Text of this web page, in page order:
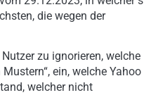
die wegen der
zu ignorieren, welche
ein, welche Yahoo
welcher nicht